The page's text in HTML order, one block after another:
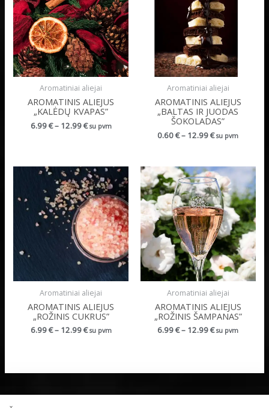
Aromatiniai aliejai
AROMATINIS ALIEJUS
„KALĖDŲ KVAPAS”
6.99€– 12.99€ su pvm
Aromatiniai aliejai
AROMATINIS ALIEJUS
„BALTAS IR JUODAS
ŠOKOLADAS”
0.60€– 12.99€ su pvm
Aromatiniai aliejai
AROMATINIS ALIEJUS
„ROŽINIS CUKRUS”
6.99€– 12.99€ su pvm
Aromatiniai aliejai
AROMATINIS ALIEJUS
„ROŽINIS ŠAMPANAS”
6.99€– 12.99€ su pvm